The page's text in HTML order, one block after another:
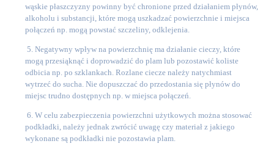
wąskie płaszczyzny powinny być chronione przed działaniem płynów,
alkoholu i substancji, które mogą uszkadzać powierzchnie i miejsca
połączeń np. mogą powstać szczeliny, odklejenia.
5. Negatywny wpływ na powierzchnię ma działanie cieczy, które
mogą przesiąknąć i doprowadzić do plam lub pozostawić koliste
odbicia np. po szklankach. Rozlane ciecze należy natychmiast
wytrzeć do sucha. Nie dopuszczać do przedostania się płynów do
miejsc trudno dostępnych np. w miejsca połączeń.
6. W celu zabezpieczenia powierzchni użytkowych można stosować
podkładki, należy jednak zwrócić uwagę czy materiał z jakiego
wykonane są podkładki nie pozostawia plam.